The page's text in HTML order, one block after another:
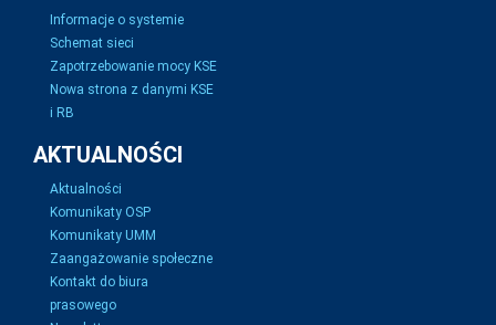
Informacje o systemie
Schemat sieci
Zapotrzebowanie mocy KSE
Nowa strona z danymi KSE
i RB
AKTUALNOŚCI
Aktualności
Komunikaty OSP
Komunikaty UMM
Zaangażowanie społeczne
Kontakt do biura
prasowego